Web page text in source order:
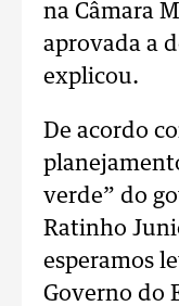
na Câmara
aprovada a
explicou.
De acordo
verde” do
Ratinho
esperamos
Governo do